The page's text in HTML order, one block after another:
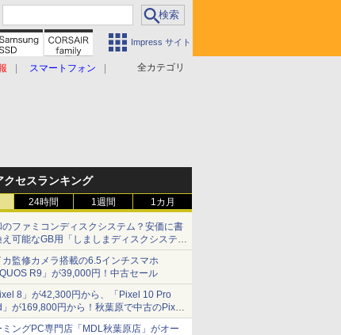
Impress サイト
全カテゴリ
スマートフォン
クセスランキング
24時間 1週間 1カ月
のファミコンディスクシステム？安価に書
え可能なGB用「しましまディスクシステ
カ監修カメラ搭載の6.5インチスマホ
R9」が39,000円！中古セール
8」が42,300円から、「Pixel 10 Pro
」が169,800円から！秋葉原で中古のPixel
ーズがお買い得
ミングPC専門店「MDL秋葉原店」がオー